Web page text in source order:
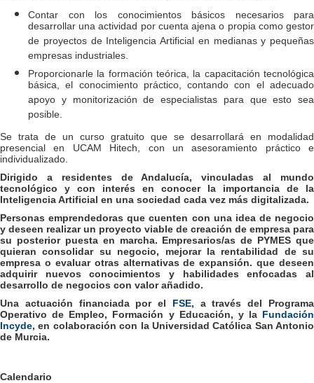
Contar con los conocimientos básicos necesarios para
desarrollar una actividad por cuenta ajena o propia como gestor
de proyectos de Inteligencia Artificial en medianas y pequeñas
empresas industriales.
Proporcionarle la formación teórica, la capacitación tecnológica
básica, el conocimiento práctico, contando con el adecuado
apoyo y monitorización de especialistas para que esto sea
posible.
Se trata de un curso gratuito que se desarrollará en modalidad
presencial en UCAM Hitech, con un asesoramiento práctico e
individualizado.
Dirigido a residentes de Andalucía, vinculadas al mundo
tecnológico y con interés en conocer la importancia de la
Inteligencia Artificial en una sociedad cada vez más digitalizada.
Personas emprendedoras que cuenten con una idea de negocio
y deseen realizar un proyecto viable de creación de empresa para
su posterior puesta en marcha. Empresarios/as de PYMES que
quieran consolidar su negocio, mejorar la rentabilidad de su
empresa o evaluar otras alternativas de expansión. que deseen
adquirir nuevos conocimientos y habilidades enfocadas al
desarrollo de negocios con valor añadido.
Una actuación financiada por el FSE, a través del Programa
Operativo de Empleo, Formación y Educación, y la Fundación
Incyde, en colaboración con la Universidad Católica San Antonio
de Murcia.
Calendario